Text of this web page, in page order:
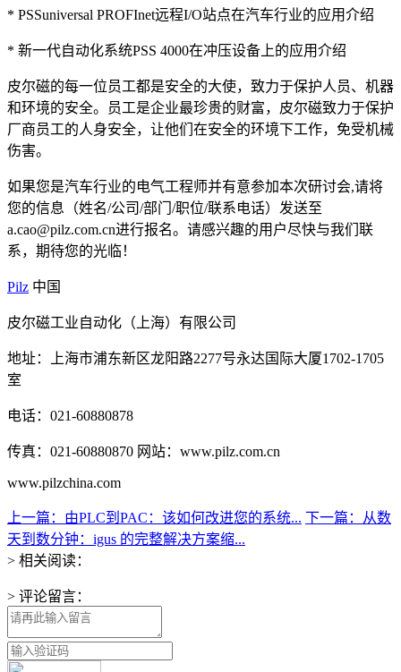
* PSSuniversal PROFInet远程I/O站点在汽车行业的应用介绍
* 新一代自动化系统PSS 4000在冲压设备上的应用介绍
皮尔磁的每一位员工都是安全的大使，致力于保护人员、机器
和环境的安全。员工是企业最珍贵的财富，皮尔磁致力于保护
厂商员工的人身安全，让他们在安全的环境下工作，免受机械
伤害。
如果您是汽车行业的电气工程师并有意参加本次研讨会,请将
您的信息（姓名/公司/部门/职位/联系电话）发送至
a.cao@pilz.com.cn进行报名。请感兴趣的用户尽快与我们联
系，期待您的光临！
Pilz 中国
皮尔磁工业自动化（上海）有限公司
地址：上海市浦东新区龙阳路2277号永达国际大厦1702-1705
室
电话：021-60880878
传真：021-60880870 网站：www.pilz.com.cn
www.pilzchina.com
上一篇：由PLC到PAC：该如何改进您的系统... 下一篇：从数
天到数分钟：igus 的完整解决方案缩...
> 相关阅读：
> 评论留言：